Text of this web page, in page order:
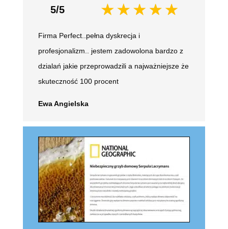
5/5
Firma Perfect..pełna dyskrecja i
profesjonalizm.. jestem zadowolona bardzo z
dzialań jakie przeprowadzili a najważniejsze że
skuteczność 100 procent
Ewa Angielska